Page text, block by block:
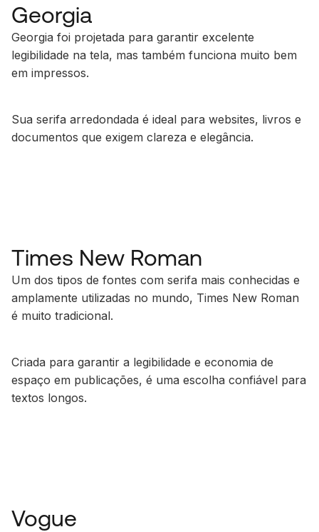
Georgia
Georgia foi projetada para garantir excelente
legibilidade na tela, mas também funciona muito bem
em impressos.
Sua serifa arredondada é ideal para websites, livros e
documentos que exigem clareza e elegância.
Times New Roman
Um dos tipos de fontes com serifa mais conhecidas e
amplamente utilizadas no mundo, Times New Roman
é muito tradicional.
Criada para garantir a legibilidade e economia de
espaço em publicações, é uma escolha confiável para
textos longos.
Vogue